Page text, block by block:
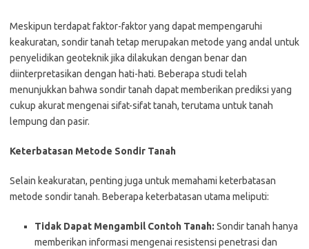
Meskipun terdapat faktor-faktor yang dapat mempengaruhi
keakuratan, sondir tanah tetap merupakan metode yang andal untuk
penyelidikan geoteknik jika dilakukan dengan benar dan
diinterpretasikan dengan hati-hati. Beberapa studi telah
menunjukkan bahwa sondir tanah dapat memberikan prediksi yang
cukup akurat mengenai sifat-sifat tanah, terutama untuk tanah
lempung dan pasir.
Keterbatasan Metode Sondir Tanah
Selain keakuratan, penting juga untuk memahami keterbatasan
metode sondir tanah. Beberapa keterbatasan utama meliputi:
Tidak Dapat Mengambil Contoh Tanah: Sondir tanah hanya
memberikan informasi mengenai resistensi penetrasi dan